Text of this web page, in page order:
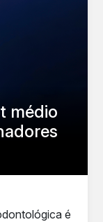
médio
é